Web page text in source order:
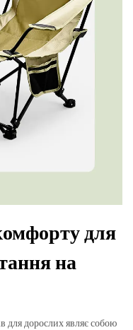
для
на
для дорослих являє собою